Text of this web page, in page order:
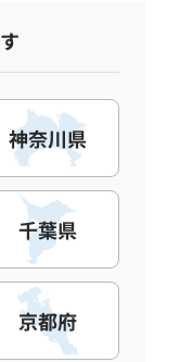
神奈川県
千葉県
京都府